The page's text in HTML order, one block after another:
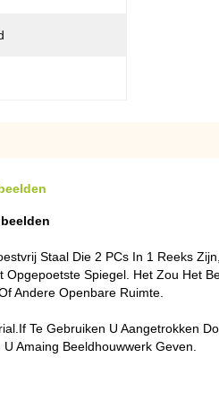
Staal Die 2 PCs In 1 Reeks
Spiegel. Het Zou Het
Andere Openbare Ruimte.
Te Gebruiken U Aangetrokken
Amaing Beeldhouwwerk Geven.